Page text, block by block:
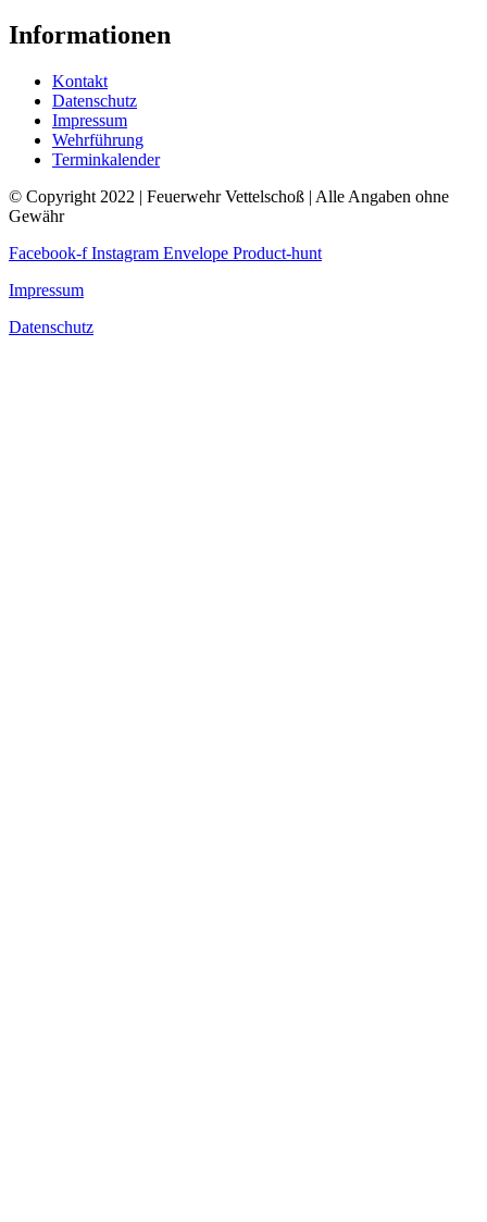
Informationen
Kontakt
Datenschutz
Impressum
Wehrführung
Terminkalender
© Copyright 2022 | Feuerwehr Vettelschoß | Alle Angaben ohne
Gewähr
Facebook-f Instagram Envelope Product-hunt
Impressum
Datenschutz